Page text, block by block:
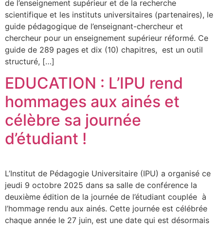
de l’enseignement supérieur et de la recherche
scientifique et les instituts universitaires (partenaires), le
guide pédagogique de l’enseignant-chercheur et
chercheur pour un enseignement supérieur réformé. Ce
guide de 289 pages et dix (10) chapitres, est un outil
structuré, […]
EDUCATION : L’IPU rend
hommages aux ainés et
célèbre sa journée
d’étudiant !
L’Institut de Pédagogie Universitaire (IPU) a organisé ce
jeudi 9 octobre 2025 dans sa salle de conférence la
deuxième édition de la journée de l’étudiant couplée à
l’hommage rendu aux ainés. Cette journée est célébrée
chaque année le 27 juin, est une date qui est désormais